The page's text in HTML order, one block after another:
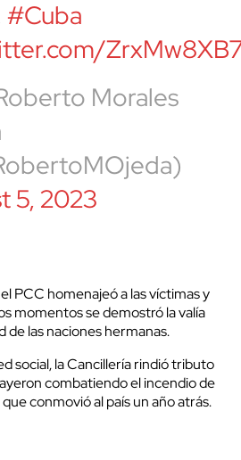
#Cuba
Morales
5, 2023
PCC homenajeó a las víctimas y
momentos se demostró la valía
de las naciones hermanas.
social, la Cancillería rindió tributo
combatiendo el incendio de
conmovió al país un año atrás.